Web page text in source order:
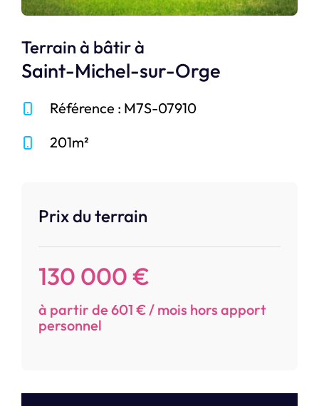
Prix du terrain
130 000 €
à partir de 601 € / mois hors apport
personnel
Terrain à bâtir à
Saint-Michel-sur-Orge
Référence : M7S-07910
201m²